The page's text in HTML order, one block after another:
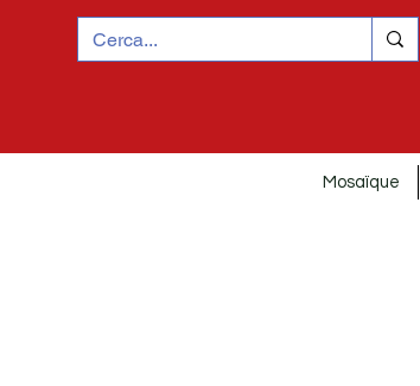
Mosaïque